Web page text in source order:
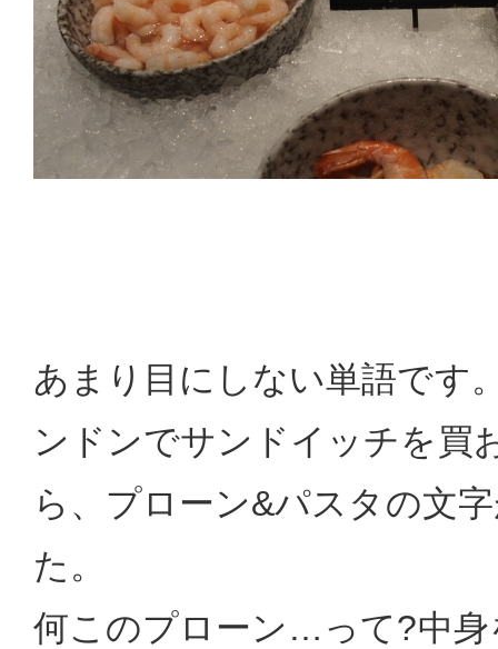
あまり目にしない単語です
ンドンでサンドイッチを買
ら、プローン&パスタの文
た。
何このプローン…って?中